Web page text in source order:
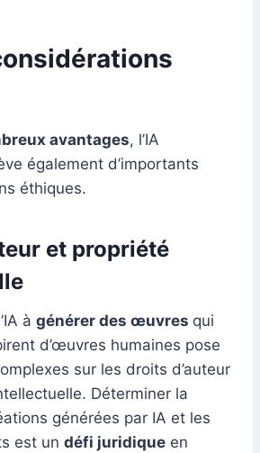
avantages, l’IA
également d’importants
éthiques.
et propriété
à générer des œuvres qui
d’œuvres humaines pose
sur les droits d’auteur
Déterminer la
générées par IA et les
est un défi juridique en